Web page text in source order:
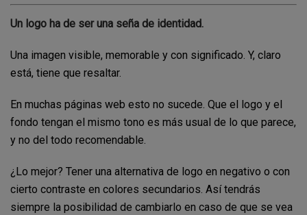
Un logo ha de ser una seña de identidad.
Una imagen visible, memorable y con significado. Y, claro
está, tiene que resaltar.
En muchas páginas web esto no sucede. Que el logo y el
fondo tengan el mismo tono es más usual de lo que parece,
y no del todo recomendable.
¿Lo mejor? Tener una alternativa de logo en negativo o con
cierto contraste en colores secundarios. Así tendrás
siempre la posibilidad de cambiarlo en caso de que se vea